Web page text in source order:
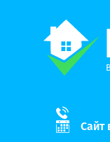
Сайт